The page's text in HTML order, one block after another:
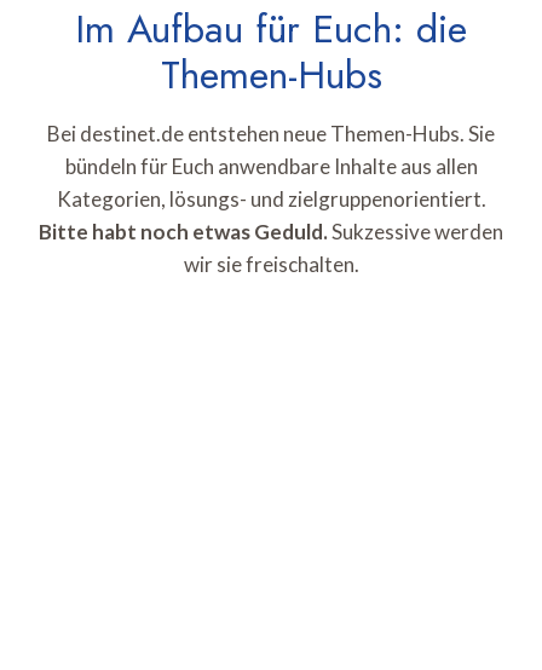
Im Aufbau für Euch: die
Themen-Hubs
Bei destinet.de entstehen neue Themen-Hubs. Sie
bündeln für Euch anwendbare Inhalte aus allen
Kategorien, lösungs- und zielgruppenorientiert.
Bitte habt noch etwas Geduld.Sukzessive werden
wir sie freischalten.